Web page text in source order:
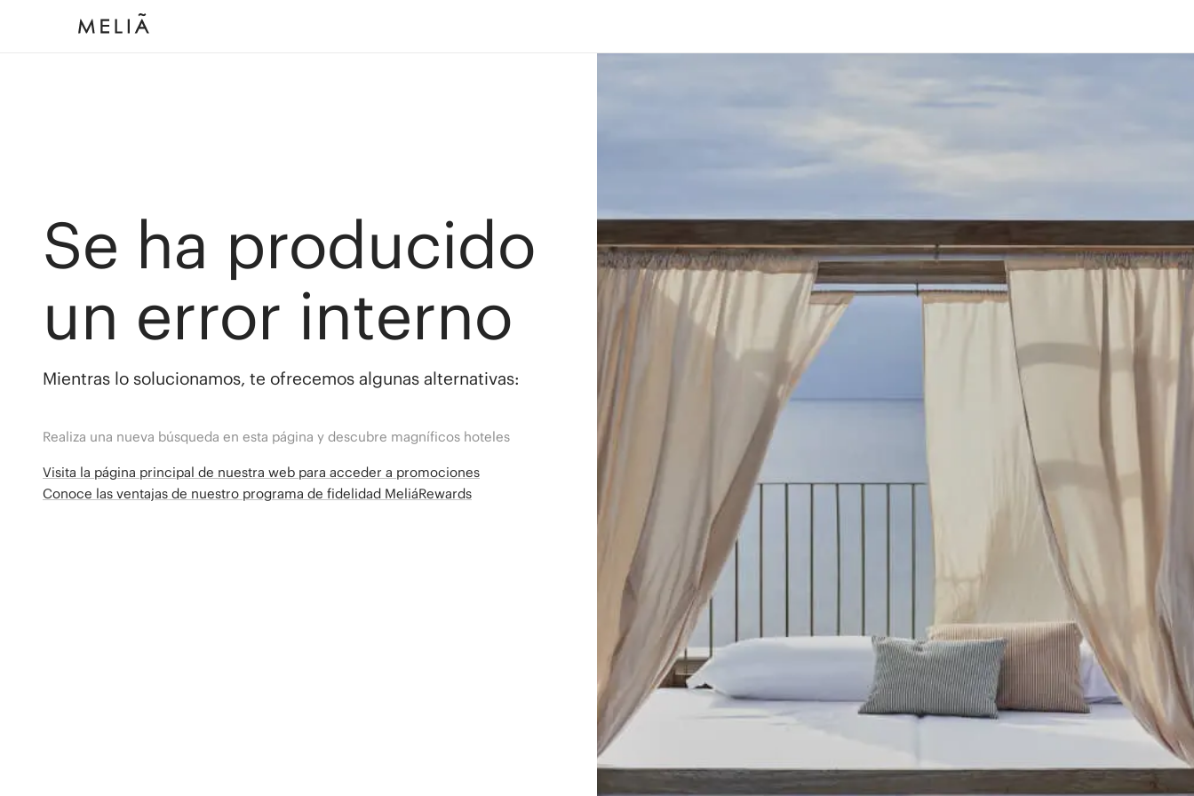
Se ha producido
un error interno
Mientras lo solucionamos, te ofrecemos algunas alternativas:
Realiza una nueva búsqueda en esta página y descubre magníficos hoteles
Visita la página principal de nuestra web para acceder a promociones
Conoce las ventajas de nuestro programa de fidelidad MeliáRewards